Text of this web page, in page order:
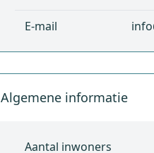
E-mail
Algemene informatie
Aantal inwoners